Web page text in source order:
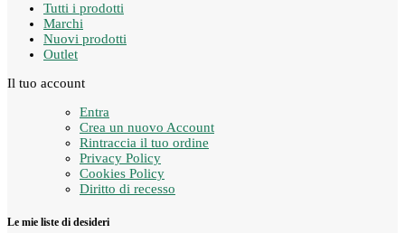
Tutti i prodotti
Marchi
Nuovi prodotti
Outlet
Il tuo account
Entra
Crea un nuovo Account
Rintraccia il tuo ordine
Privacy Policy
Cookies Policy
Diritto di recesso
Le mie liste di desideri